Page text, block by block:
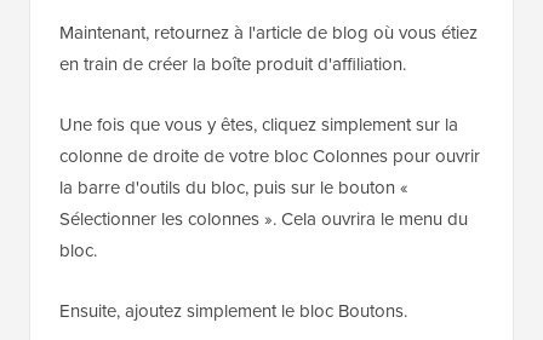
Maintenant, retournez à l'article de blog où vous étiez
en train de créer la boîte produit d'affiliation.
Une fois que vous y êtes, cliquez simplement sur la
colonne de droite de votre bloc Colonnes pour ouvrir
la barre d'outils du bloc, puis sur le bouton «
Sélectionner les colonnes ». Cela ouvrira le menu du
bloc.
Ensuite, ajoutez simplement le bloc Boutons.